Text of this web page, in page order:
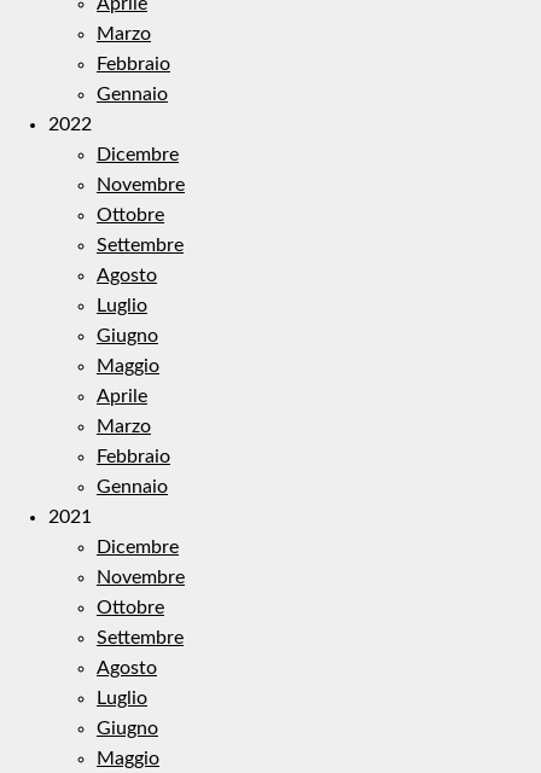
Marzo
Febbraio
Gennaio
2022
Dicembre
Novembre
Ottobre
Settembre
Agosto
Luglio
Giugno
Maggio
Aprile
Marzo
Febbraio
Gennaio
2021
Dicembre
Novembre
Ottobre
Settembre
Agosto
Luglio
Giugno
Maggio